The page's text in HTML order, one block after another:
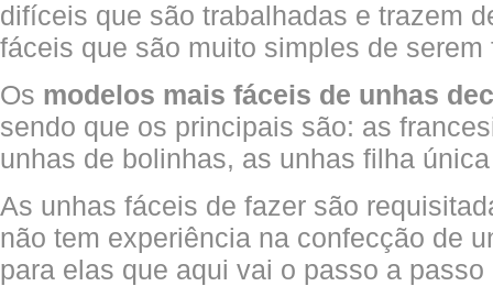
difíceis que são trabalhadas e trazem
fáceis que são muito simples de serem
Os modelos mais fáceis de unhas
sendo que os principais são: as
unhas de bolinhas, as unhas filha
As unhas fáceis de fazer são
não tem experiência na confecção de
para elas que aqui vai o passo a